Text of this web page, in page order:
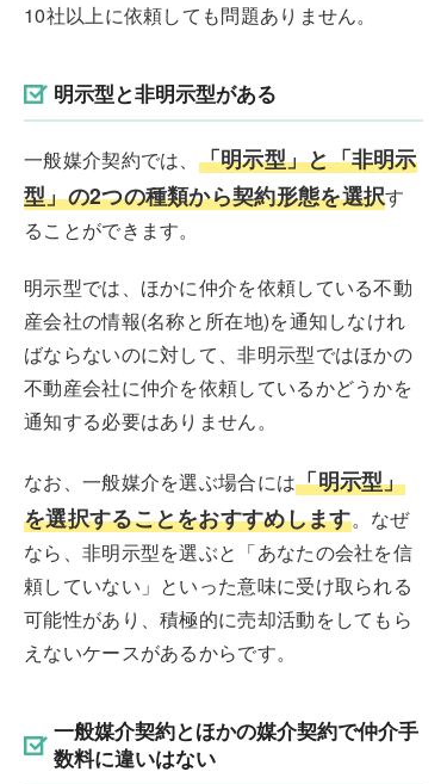
10社以上に依頼しても問題ありません。
明示型と非明示型がある
一般媒介契約では、 「明示型」と「非明示
型」の2つの種類から契約形態を選択す
ることができます。
明示型では、ほかに仲介を依頼している不動
産会社の情報(名称と所在地)を通知しなけれ
ばならないのに対して、非明示型ではほかの
不動産会社に仲介を依頼しているかどうかを
通知する必要はありません。
なお、一般媒介を選ぶ場合には「明示型」
を選択することをおすすめします。なぜ
なら、非明示型を選ぶと「あなたの会社を信
頼していない」といった意味に受け取られる
可能性があり、積極的に売却活動をしてもら
えないケースがあるからです。
一般媒介契約とほかの媒介契約で仲介手
数料に違いはない